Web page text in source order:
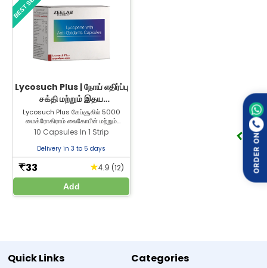
Multiprex Soft Gelatin Capsules வழிமுறைகளுக்கு ஏற்ப எடுத்துக்
கொண்டால் பொதுவாக பாதுகாப்பானது. சிலருக்கு லேசான பக்கவிளைவுகள்
தோன்றலாம், அவை:
வயிற்று 불편ம் அல்லது லேசான செரிமான சிரமம்
வாந்தி உணர்வு (nausea)
அரிதாக, சிரங்கு அல்லது அரிப்பு போன்ற ஒவ்வாமை (allergic reaction)
அறிகுறிகள்
எந்தவொரு அசாதாரணமான அல்லது நீடித்த அறிகுறிகளையும் கவனித்தால்,
கேப்சூல் எடுத்துக் கொள்வதை நிறுத்தி உடனடியாக மருத்துவர் அல்லது
சுகாதார நிபுணரை அணுகவும்.
Multiprex Soft Gelatin Capsules பாதுகாப்பு
ஆலோசனை
கேப்சூலை வழிமுறைகளுக்கு ஏற்ப மட்டுமே எடுத்துக் கொள்ளவும்;
பரிந்துரைக்கப்பட்ட அளவை மீற வேண்டாம்.
மருத்துவர் அறிவுறுத்தாமல், இதே வகை வைட்டமின்கள் மற்றும் கனிமங்கள்
Raja-Verified Buyer
5 on Aug 13, 2024
Review
Lycosuch Plus | நோய் எதிர்ப்பு
சக்தி மற்றும் இதய
ஆரோக்கியத்தை மேம்படுத்த
உதவும்
Lycosuch Plus கேப்சூலில் 5000
மைக்ரோகிராம் லைகோபீன் மற்றும்
ஆன்டிஆக்ஸிடன்ட்கள் உள்ளன, இது
ஊட்டச்சத்து குறைபாடுகளை சிகிச்சை
செய்ய உதவுகிறது. சிறந்த விலையில்
Lycosuch Plus ஆன்டிஆக்ஸிடன்ட்ஸ்
10 Capsules In 1 Strip
Delivery in 3 to 5 days
₹33 ★4.9 (12)
Add
ORDER ON
Quick Links Categories